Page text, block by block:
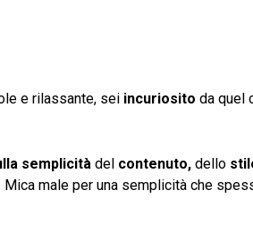
e rilassante, sei incuriosito da quel
semplicità del contenuto, dello
male per una semplicità che